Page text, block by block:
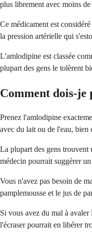
plus librement avec moins
Ce médicament est
la pression artérielle qui
L'amlodipine est classée
plupart des gens le tolèrent
Comment dois-
Prenez l'amlodipine
avec du lait ou de l'eau, bien
La plupart des gens trouvent
médecin pourrait suggérer
Vous n'avez pas besoin de
pamplemousse et le jus de
Si vous avez du mal à
l'écraser pourrait en libérer